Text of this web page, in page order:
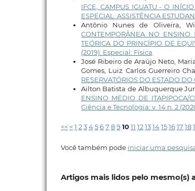
IFCE, CAMPUS IGUATU - O
ESPECIAL: ASSISTÊNCIA
Antônio Nunes de Oliveira,
CONTEMPORÂNEA NO ENSINO
TEÓRICA DO PRINCÍPIO DE
(2019): Especial: Física
José Ribeiro de Araújo Neto,
Gomes, Luiz Carlos Guerreiro
RESERVATÓRIOS DO ESTADO DO
Ailton Batista de Albuquerque
ENSINO MÉDIO DE ITAPIPOCA/
Ciência e Tecnologia: v. 14 n. 2
<< <1 234567 891011 121314151617 18
Você também pode iniciar uma
Artigos mais lidos pelo mesmo(s)